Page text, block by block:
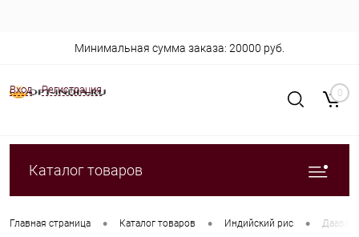
Вход Регистрация
Минимальная сумма заказа: 20000 руб.
0
Каталог товаров
Главная страница • Каталог товаров • Индийский рис • Даават